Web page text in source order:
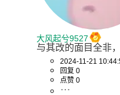
大风起兮9527
与其改的面目全非
2024-11-21
回复 0
点赞 0